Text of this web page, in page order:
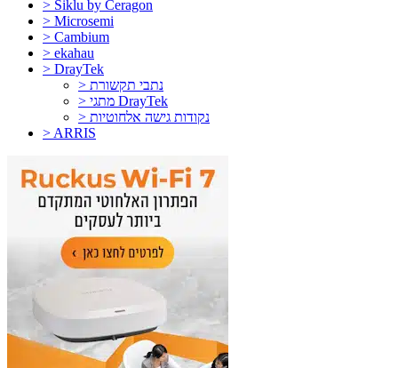
> Siklu by Ceragon
> Microsemi
> Cambium
> ekahau
> DrayTek
> נתבי תקשורת
> מתגי DrayTek
> נקודות גישה אלחוטיות
> ARRIS